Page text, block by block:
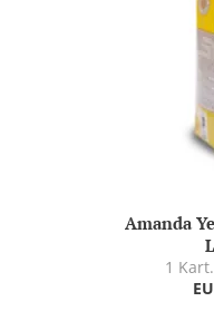
Amanda
1